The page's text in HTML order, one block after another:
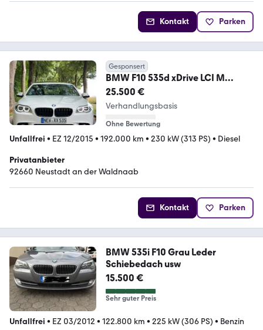
Kontakt Parken
Gesponsert
BMW F10 535d xDrive LCI M
paket, N57 313 PS
25.500 €
Verhandlungsbasis
Ohne Bewertung
Unfallfrei • EZ 12/2015 • 192.000 km • 230 kW (313 PS) • Diesel
Privatanbieter
92660 Neustadt an der Waldnaab
Kontakt Parken
BMW 535i F10 Grau Leder
Schiebedach usw
15.500 €
Sehr guter Preis
Unfallfrei • EZ 03/2012 • 122.800 km • 225 kW (306 PS) • Benzin